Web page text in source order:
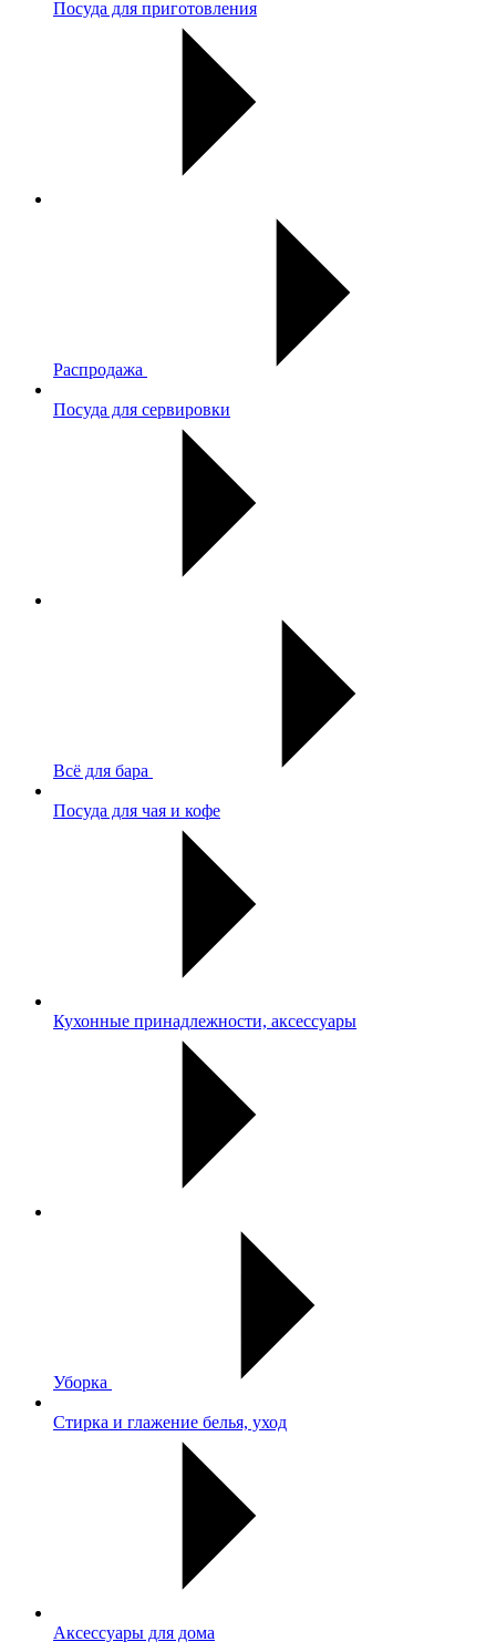
Посуда для приготовления
Распродажа
Посуда для сервировки
Всё для бара
Посуда для чая и кофе
Кухонные принадлежности, аксессуары
Уборка
Стирка и глажение белья, уход
Аксессуары для дома